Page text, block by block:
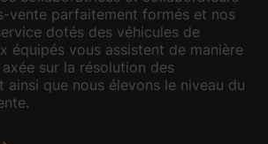
vente parfaitement formés et nos
dotés des véhicules de
équipés vous assistent de manière
sur la résolution des
ainsi que nous élevons le niveau du